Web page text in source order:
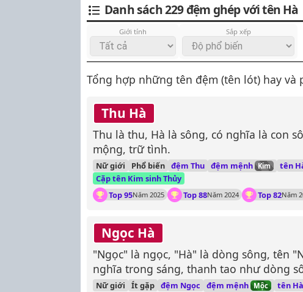
Danh sách 229 đệm ghép với tên Hà
Giới tính Sắp xếp
Tổng hợp những tên đệm (tên lót) hay
Thu Hà
Thu là thu, Hà là sông, có nghĩa là con
mộng, trữ tình.
Nữ giới Phổ biến đệm Thu đệm mệnh Kim tên
Cặp tên Kim sinh Thủy
Top 95Năm 2025 Top 88Năm 2024 Top 82Năm
Ngọc Hà
"Ngọc" là ngọc, "Hà" là dòng sông, tên
nghĩa trong sáng, thanh tao như dòng
Nữ giới Ít gặp đệm Ngọc đệm mệnh Mộc tên Hà